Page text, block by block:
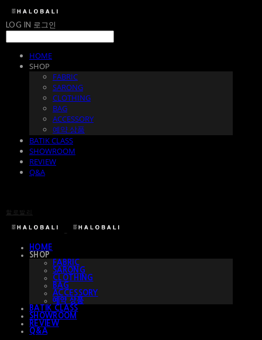
LOG IN 로그인
HOME
SHOP
FABRIC
SARONG
CLOTHING
BAG
ACCESSORY
예약 상품
BATIK CLASS
SHOWROOM
REVIEW
Q&A
할로발리
HOME
SHOP
FABRIC
SARONG
CLOTHING
BAG
ACCESSORY
예약 상품
BATIK CLASS
SHOWROOM
REVIEW
Q&A